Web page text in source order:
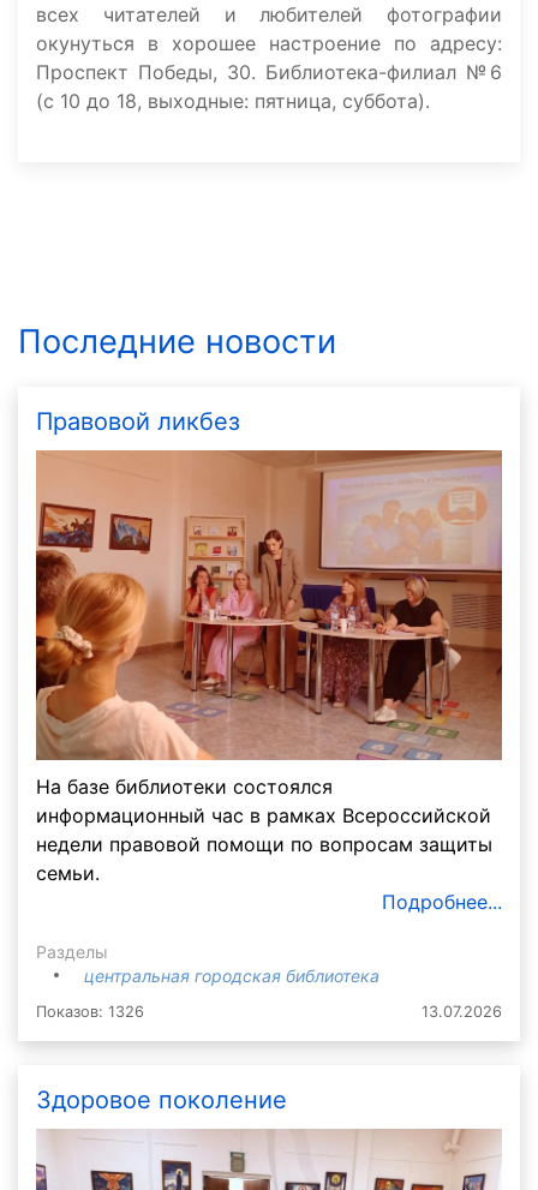
всех читателей и любителей фотографии
окунуться в хорошее настроение по адресу:
Проспект Победы, 30. Библиотека-филиал №6
(с 10 до 18, выходные: пятница, суббота).
Последние новости
Правовой ликбез
На базе библиотеки состоялся
информационный час в рамках Всероссийской
недели правовой помощи по вопросам защиты
семьи.
Подробнее...
Разделы
центральная городская библиотека
Показов: 1326 13.07.2026
Здоровое поколение